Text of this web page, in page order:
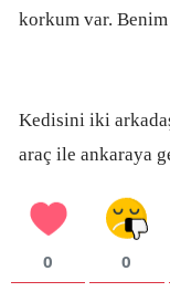
korkum var. Benim
Kedisini iki
araç ile ankaraya
0 0